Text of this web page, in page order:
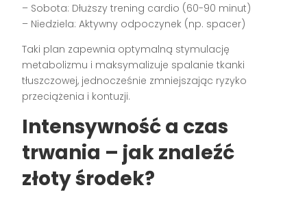
– Sobota: Dłuższy trening cardio (60-90 minut)
– Niedziela: Aktywny odpoczynek (np. spacer)
Taki plan zapewnia optymalną stymulację
metabolizmu i maksymalizuje spalanie tkanki
tłuszczowej, jednocześnie zmniejszając ryzyko
przeciążenia i kontuzji.
Intensywność a czas
trwania – jak znaleźć
złoty środek?